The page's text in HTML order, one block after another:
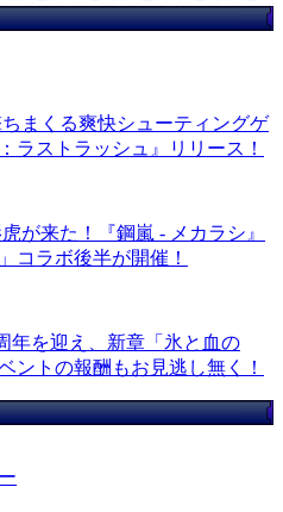
まくる爽快シューティングゲ
ラストラッシュ』リリース！
が来た！『鋼嵐 - メカラシ』
コラボ後半が開催！
年を迎え、新章「氷と血の
ントの報酬もお見逃し無く！